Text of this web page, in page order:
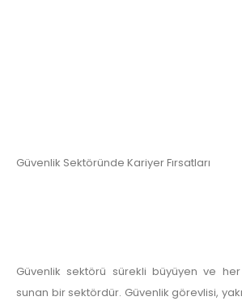
Güvenlik Sektöründe Kariyer Fırsatları
Güvenlik sektörü sürekli büyüyen ve her
sunan bir sektördür. Güvenlik görevlisi,